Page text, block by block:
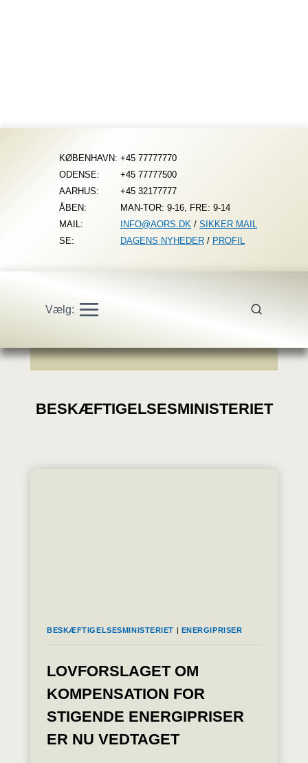
KØBENHAVN: +45 77777770
ODENSE:
+45 77777500
AARHUS:
+45 32177777
ÅBEN:
MAN-TOR: 9-16, FRE: 9-14
MAIL:
INFO@AORS.DK / SIKKER MAIL
SE:
DAGENS NYHEDER / PROFIL
Vælg:
BESKÆFTIGELSESMINISTERIET
BESKÆFTIGELSESMINISTERIET ENERGIPRISER
LOVFORSLAGET OM
KOMPENSATION FOR
STIGENDE ENERGIPRISER
ER NU VEDTAGET